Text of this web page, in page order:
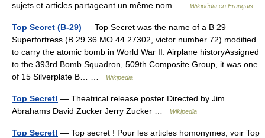
sujets et articles partageant un même nom …
Wikipédia en Français
Top Secret (B-29) — Top Secret was the name of a B 29
Superfortress (B 29 36 MO 44 27302, victor number 72) modified
to carry the atomic bomb in World War II. Airplane historyAssigned
to the 393rd Bomb Squadron, 509th Composite Group, it was one
of 15 Silverplate B… …
Wikipedia
Top Secret! — Theatrical release poster Directed by Jim
Abrahams David Zucker Jerry Zucker …
Wikipedia
Top Secret! — Top secret ! Pour les articles homonymes, voir Top